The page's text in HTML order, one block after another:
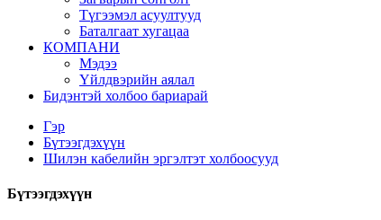
Түгээмэл асуултууд
Баталгаат хугацаа
КОМПАНИ
Мэдээ
Үйлдвэрийн аялал
Бидэнтэй холбоо бариарай
Гэр
Бүтээгдэхүүн
Шилэн кабелийн эргэлтэт холбоосууд
Бүтээгдэхүүн